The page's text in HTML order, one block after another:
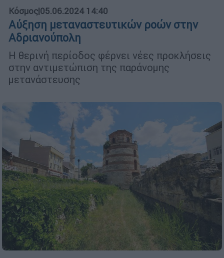
Κόσμος|05.06.2024 14:40
Αύξηση μεταναστευτικών ροών στην
Αδριανούπολη
Η θερινή περίοδος φέρνει νέες προκλήσεις
στην αντιμετώπιση της παράνομης
μετανάστευσης